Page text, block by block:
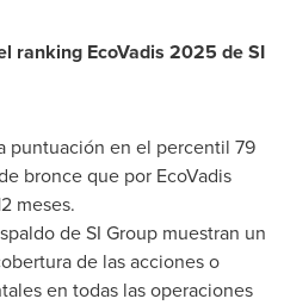
ranking EcoVadis 2025 de SI
puntuación en el percentil 79
bronce que por EcoVadis
meses.
de SI Group muestran un
de las acciones o
en todas las operaciones